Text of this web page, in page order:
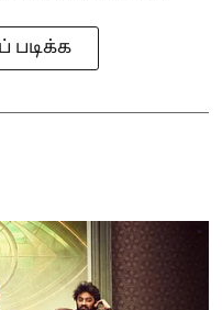
படிக்க